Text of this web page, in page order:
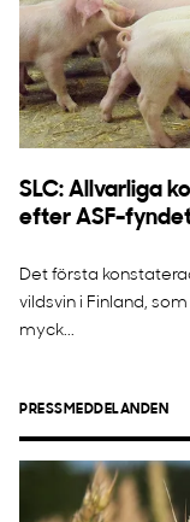
SLC: Allvarliga
efter ASF-
Det första
vildsvin i Finland,
myck...
PRESSMEDDELANDEN